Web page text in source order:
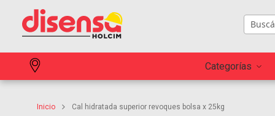
Categorías
Inicio Cal hidratada superior revoques bolsa x 25kg